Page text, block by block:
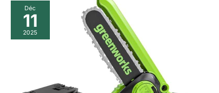
Déc
11
2025
Test
de
mini
tronçonneuse
balais